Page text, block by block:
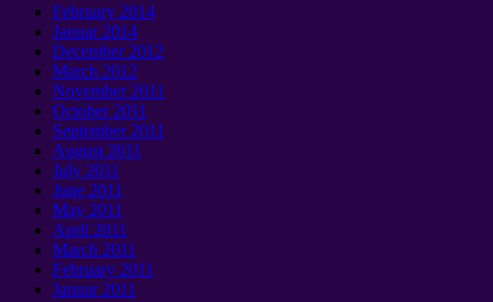
February 2014
Januar 2014
December2012
March 2012
November2011
October2011
September 2011
August 2011
July 2011
June 2011
May 2011
April 2011
March 2011
February 2011
Januar 2011